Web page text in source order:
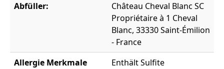
Abfüller:
Château Cheval Blanc SC
Propriétaire à 1 Cheval
Blanc, 33330 Saint-Émilion
- France
Allergie Merkmale
Enthält Sulfite